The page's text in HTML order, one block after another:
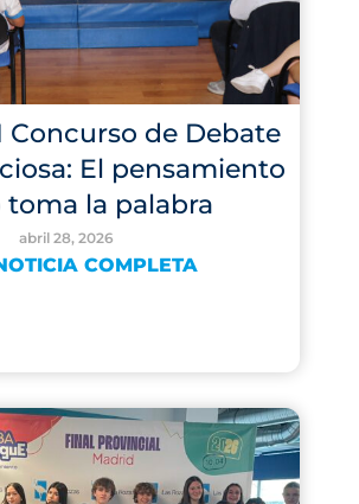
Concurso de Debate
El pensamiento
la palabra
abril 28, 2026
COMPLETA